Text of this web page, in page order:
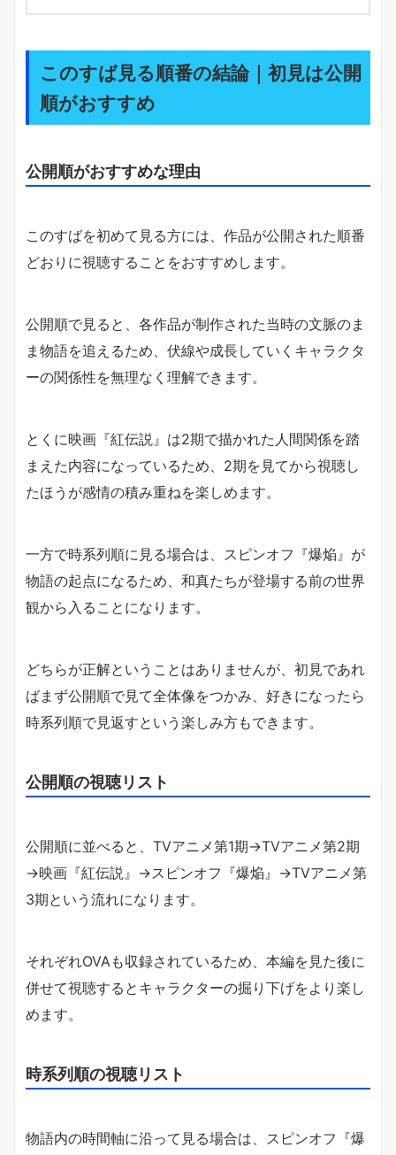
このすば見る順番の結論｜初見は公開
順がおすすめ
公開順がおすすめな理由
このすばを初めて見る方には、作品が公開された順番
どおりに視聴することをおすすめします。
公開順で見ると、各作品が制作された当時の文脈のま
ま物語を追えるため、伏線や成長していくキャラクタ
ーの関係性を無理なく理解できます。
とくに映画『紅伝説』は2期で描かれた人間関係を踏
まえた内容になっているため、2期を見てから視聴し
たほうが感情の積み重ねを楽しめます。
一方で時系列順に見る場合は、スピンオフ『爆焔』が
物語の起点になるため、和真たちが登場する前の世界
観から入ることになります。
どちらが正解ということはありませんが、初見であれ
ばまず公開順で見て全体像をつかみ、好きになったら
時系列順で見返すという楽しみ方もできます。
公開順の視聴リスト
公開順に並べると、TVアニメ第1期→TVアニメ第2期
→映画『紅伝説』→スピンオフ『爆焔』→TVアニメ第
3期という流れになります。
それぞれOVAも収録されているため、本編を見た後に
併せて視聴するとキャラクターの掘り下げをより楽し
めます。
時系列順の視聴リスト
物語内の時間軸に沿って見る場合は、スピンオフ『爆